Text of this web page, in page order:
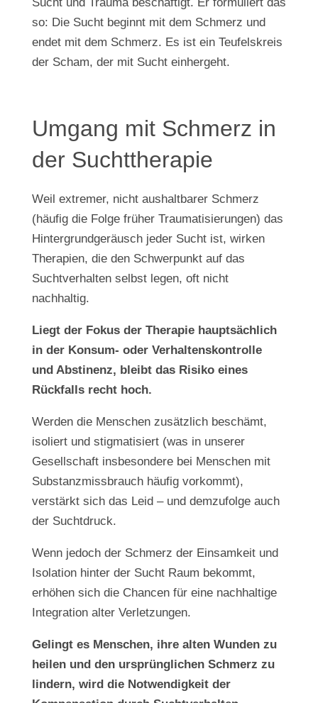
so: Die Sucht beginnt mit dem Schmerz und
endet mit dem Schmerz. Es ist ein Teufelskreis
der Scham, der mit Sucht einhergeht.
Umgang mit Schmerz in
der Suchttherapie
Weil extremer, nicht aushaltbarer Schmerz
(häufig die Folge früher Traumatisierungen) das
Hintergrundgeräusch jeder Sucht ist, wirken
Therapien, die den Schwerpunkt auf das
Suchtverhalten selbst legen, oft nicht
nachhaltig.
Liegt der Fokus der Therapie hauptsächlich
in der Konsum- oder Verhaltenskontrolle
und Abstinenz, bleibt das Risiko eines
Rückfalls recht hoch.
Werden die Menschen zusätzlich beschämt,
isoliert und stigmatisiert (was in unserer
Gesellschaft insbesondere bei Menschen mit
Substanzmissbrauch häufig vorkommt),
verstärkt sich das Leid – und demzufolge auch
der Suchtdruck.
Wenn jedoch der Schmerz der Einsamkeit und
Isolation hinter der Sucht Raum bekommt,
erhöhen sich die Chancen für eine nachhaltige
Integration alter Verletzungen.
Gelingt es Menschen, ihre alten Wunden zu
heilen und den ursprünglichen Schmerz zu
lindern, wird die Notwendigkeit der